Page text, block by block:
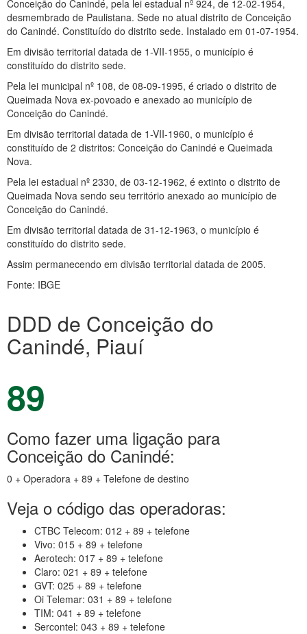
Conceição do Canindé, pela lei estadual nº 924, de 12-02-1954,
desmembrado de Paulistana. Sede no atual distrito de Conceição
do Canindé. Constituído do distrito sede. Instalado em 01-07-1954.
Em divisão territorial datada de 1-VII-1955, o município é
constituído do distrito sede.
Pela lei municipal nº 108, de 08-09-1995, é criado o distrito de
Queimada Nova ex-povoado e anexado ao município de
Conceição do Canindé.
Em divisão territorial datada de 1-VII-1960, o município é
constituído de 2 distritos: Conceição do Canindé e Queimada
Nova.
Pela lei estadual nº 2330, de 03-12-1962, é extinto o distrito de
Queimada Nova sendo seu território anexado ao município de
Conceição do Canindé.
Em divisão territorial datada de 31-12-1963, o município é
constituído do distrito sede.
Assim permanecendo em divisão territorial datada de 2005.
Fonte: IBGE
DDD de Conceição do
Canindé, Piauí
89
Como fazer uma ligação para
Conceição do Canindé:
0 + Operadora + 89 + Telefone de destino
Veja o código das operadoras:
CTBC Telecom: 012 + 89 + telefone
Vivo: 015 + 89 + telefone
Aerotech: 017 + 89 + telefone
Claro: 021 + 89 + telefone
GVT: 025 + 89 + telefone
Oi Telemar: 031 + 89 + telefone
TIM: 041 + 89 + telefone
Sercontel: 043 + 89 + telefone